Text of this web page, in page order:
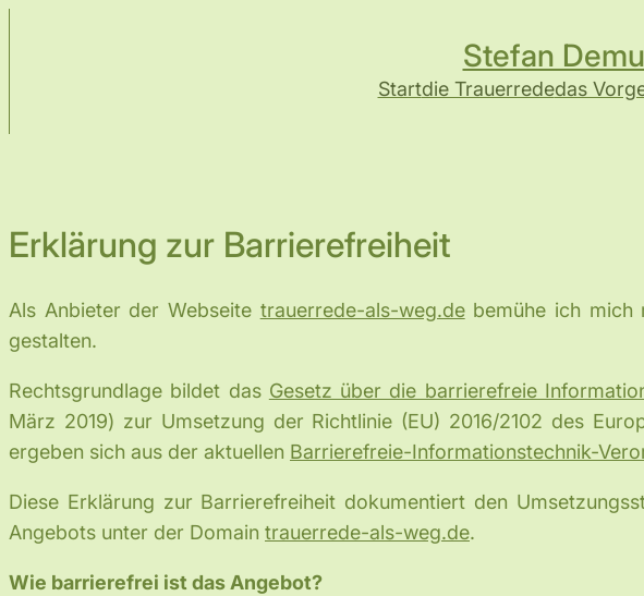
Stefan
Startdie Trauerrededas
Erklärung zur Barrierefreiheit
Als Anbieter der Webseite trauerrede-als-weg.debemühe ich mich
gestalten.
Rechtsgrundlage bildet das Gesetz über die barrierefreie
März 2019) zur Umsetzung der Richtlinie (EU) 2016/2102 des
ergeben sich aus der aktuellen Barrierefreie-Informationstechnik-
Diese Erklärung zur Barrierefreiheit dokumentiert den
Angebots unter der Domain trauerrede-als-weg.de.
Wie barrierefrei ist das Angebot?